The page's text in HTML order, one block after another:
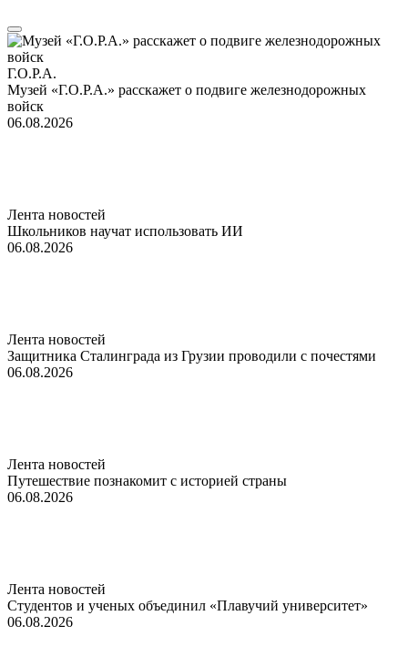
Г.О.Р.А.
Музей «Г.О.Р.А.» расскажет о подвиге железнодорожных
войск
06.08.2026
Лента новостей
Школьников научат использовать ИИ
06.08.2026
Лента новостей
Защитника Сталинграда из Грузии проводили с почестями
06.08.2026
Лента новостей
Путешествие познакомит с историей страны
06.08.2026
Лента новостей
Студентов и ученых объединил «Плавучий университет»
06.08.2026